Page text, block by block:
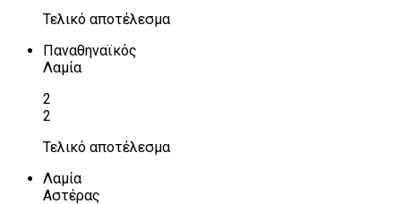
Τελικό αποτέλεσμα
Παναθηναϊκός
Λαμία
2
2
Τελικό αποτέλεσμα
Λαμία
Αστέρας